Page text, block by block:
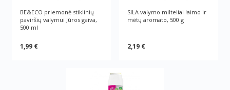
BE&ECO priemonė stiklinių
paviršių valymui Jūros gaiva,
500 ml
1,99 €
SILA valymo milteliai laimo ir
mėtų aromato, 500 g
2,19 €